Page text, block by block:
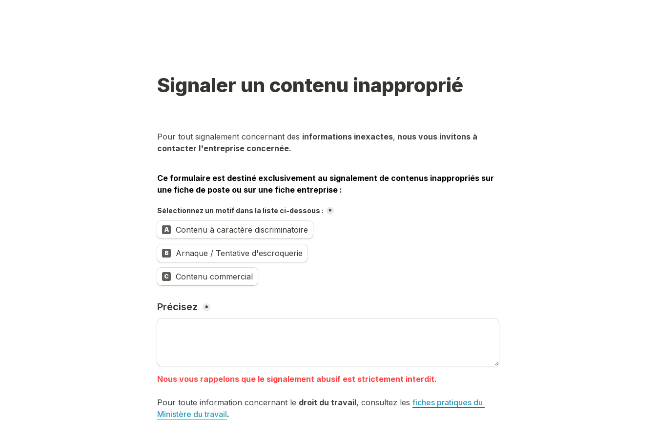
Signaler un contenu inapproprié
Pour tout signalement concernant des informations inexactes, nous vous invitons à
contacter l'entreprise concernée.
Ce formulaire est destiné exclusivement au signalement de contenus inappropriés sur
une fiche de poste ou sur une fiche entreprise :
Sélectionnez un motif dans la liste ci-dessous : *
A Contenu à caractère discriminatoire
B Arnaque / Tentative d'escroquerie
C Contenu commercial
Précisez *
Pour toute information concernant le droit du travail, consultez les fiches pratiques du
Ministère du travail